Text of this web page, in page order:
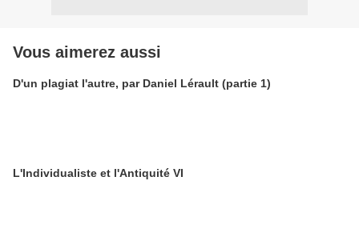
Vous aimerez aussi
D'un plagiat l'autre, par Daniel Lérault (partie 1)
L'Individualiste et l'Antiquité VI